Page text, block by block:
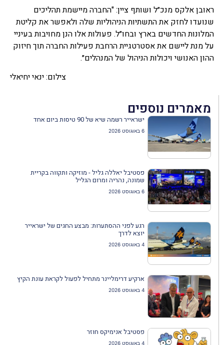
ראובן אלקס מנכ״ל ושותף ציין: "החברה מיישמת תהליכים
שנועדו לחזק את התשתיות הניהוליות שלה ולאפשר את קליטת
המלונות החדשים בארץ ובחו״ל. פעולות אלו הנן מחויבות בעיניי
על מנת ליישם את אסטרטגיית הרחבת פעילות החברה תוך חיזוק
ההון האנושי ויכולות הניהול של המנהלים״.
צילום: ינאי יחיאלי
מאמרים נוספים
ישראייר רשמה שיא של 90 טיסות ביום אחד
6 באוגוסט 2026
פסטיבל יאללה גליל - מוזיקה ותקווה בקריית
שמונה, נהריה ומרום הגליל
6 באוגוסט 2026
רגע לפני ההסתערות: מבצע החגים של ישראייר
יוצא לדרך
4 באוגוסט 2026
ארקיע דרימליינר מתחיל לפעול לקראת עונת הקיץ
4 באוגוסט 2026
פסטיבל אנימיקס חוזר
4 באוגוסט 2026